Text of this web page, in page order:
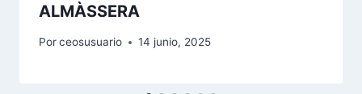
ALMÀSSERA
Porceosusuario 14 junio, 2025